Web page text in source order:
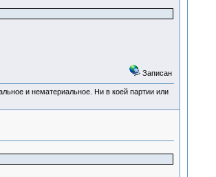
Записан
и нематериальное. Ни в коей партии или